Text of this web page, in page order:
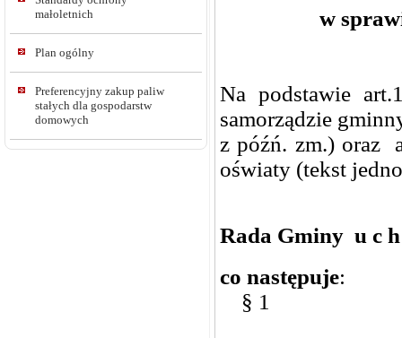
małoletnich
Plan ogólny
Preferencyjny zakup paliw
stałych dla gospodarstw
domowych
w
Na podstawie
samorządzie
z późń. zm.) oraz
oświaty (tekst
Rada Gminy u c
co następuje:
§ 1